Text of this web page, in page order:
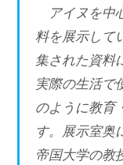
アイヌを中
料を展示して
集された資料
実際の生活で
のように教育
す。展示室奥
帝国大学の教